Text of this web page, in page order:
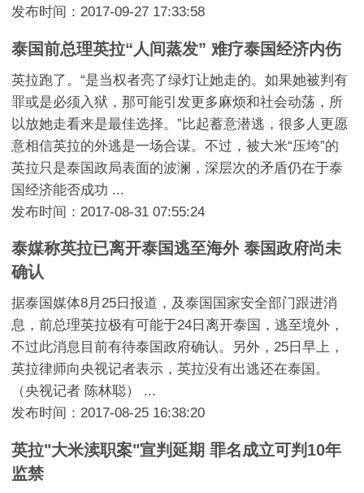
发布时间：2017-09-27 17:33:58
泰国前总理英拉“人间蒸发” 难疗泰国经济内伤
英拉跑了。“是当权者亮了绿灯让她走的。如果她被判有
罪或是必须入狱，那可能引发更多麻烦和社会动荡，所
以放她走看来是最佳选择。”比起蓄意潜逃，很多人更愿
意相信英拉的外逃是一场合谋。不过，被大米“压垮”的
英拉只是泰国政局表面的波澜，深层次的矛盾仍在于泰
国经济能否成功 ...
发布时间：2017-08-31 07:55:24
泰媒称英拉已离开泰国逃至海外 泰国政府尚未
确认
据泰国媒体8月25日报道，及泰国国家安全部门跟进消
息，前总理英拉极有可能于24日离开泰国，逃至境外，
不过此消息目前有待泰国政府确认。另外，25日早上，
英拉律师向央视记者表示，英拉没有出逃还在泰国。
（央视记者 陈林聪） ...
发布时间：2017-08-25 16:38:20
英拉"大米渎职案"宣判延期 罪名成立可判10年
监禁